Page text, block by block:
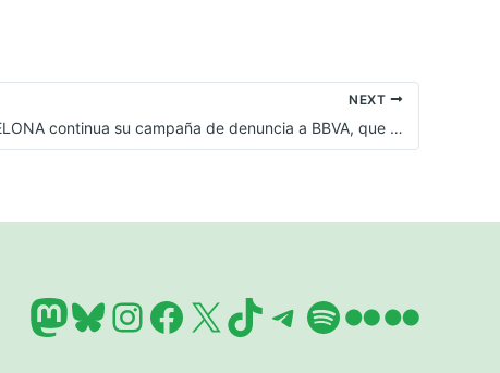
NEXT
PAH BARCELONA continua su campaña de denuncia a BBVA, que se niega a sentarse a negociar con las familias estafadas.
Mastodon
Bluesky
Instagram
Facebook
X TikTok
Telegram
Spotify
FlickrFlickr